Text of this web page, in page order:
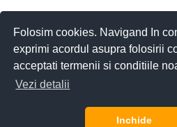
Folosim cookies. Navigand In
exprimi acordul asupra folosirii
acceptati termenii si conditiile
Vezi detalii
Inchide